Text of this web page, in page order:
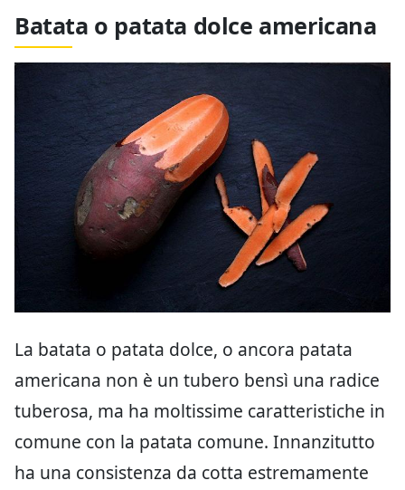
Batata o patata dolce americana
La batata o patata dolce, o ancora patata
americana non è un tubero bensì una radice
tuberosa, ma ha moltissime caratteristiche in
comune con la patata comune. Innanzitutto
ha una consistenza da cotta estremamente